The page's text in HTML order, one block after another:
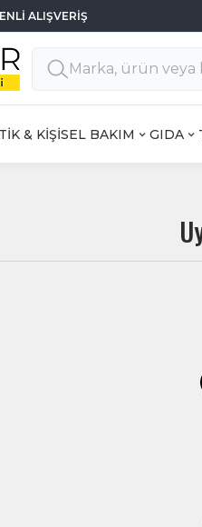
ALIŞVERİŞ
& KİŞİSEL BAKIM GIDA